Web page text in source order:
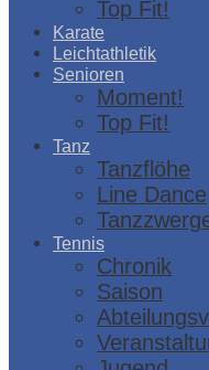
Top Fit!
Karate
Leichtathletik
Senioren
Moment!
Top Fit!
Tanz
Tanzflöhe
Line Dance
Tennis
Chronik
Saison